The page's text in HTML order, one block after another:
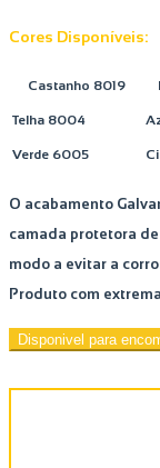
Cores Disponíveis:
Castanho 8019
Telha 8004
Verde 6005
O acabamento
camada protetora
modo a evitar a
Produto com
Disponivel para